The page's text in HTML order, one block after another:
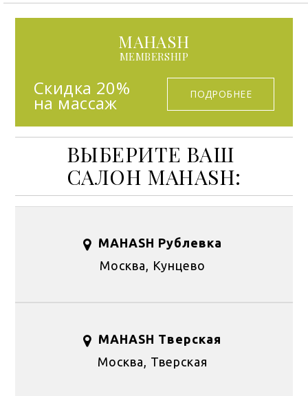
MAHASH
MEMBERSHIP
Скидка 20%
на массаж ПОДРОБНЕЕ
ВЫБЕРИТЕ ВАШ
САЛОН MAHASH:
MAHASH Рублевка
Москва, Кунцево
MAHASH Тверская
Москва, Тверская